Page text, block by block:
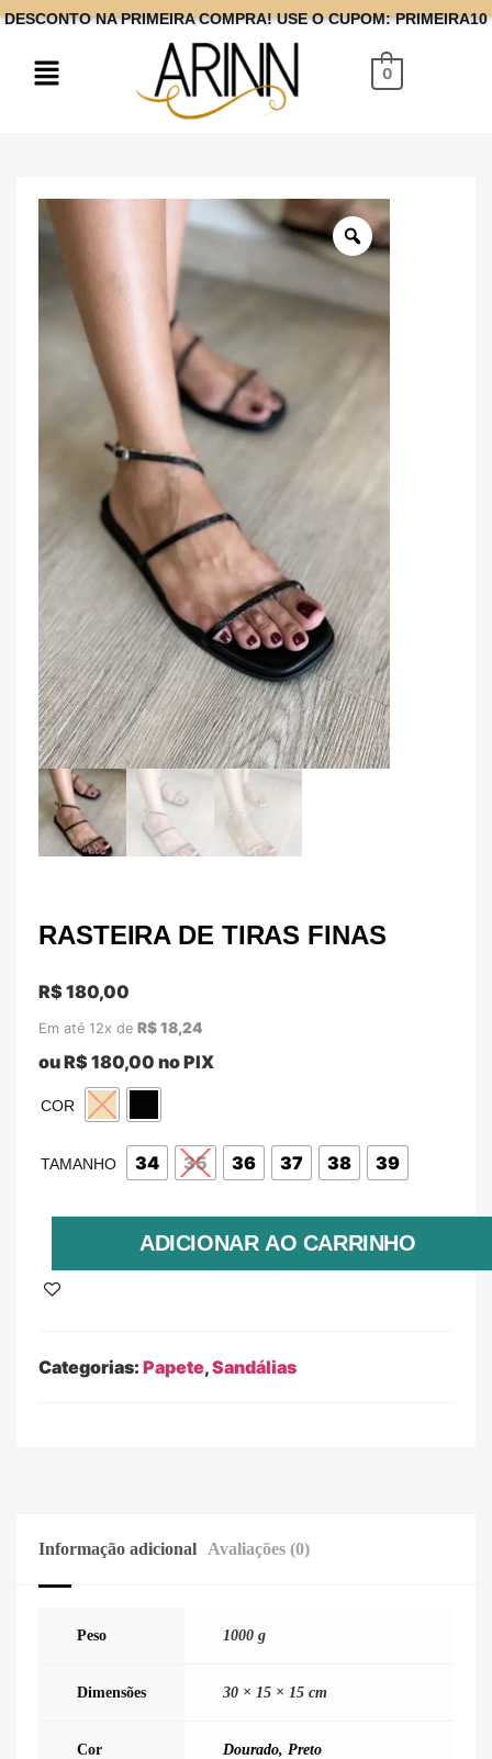
DESCONTO NA PRIMEIRA COMPRA! USE O CUPOM: PRIMEIRA10
0
RASTEIRA DE TIRAS FINAS
R$180,00
Em até 12x de R$18,24
ouR$180,00 no PIX
COR
TAMANHO 34 35 36 37 38 39
ADICIONAR AO CARRINHO
Categorias: Papete,Sandálias
Informação adicional Avaliações (0)
Peso 1000 g
Dimensões 30 × 15 × 15 cm
Cor Dourado, Preto